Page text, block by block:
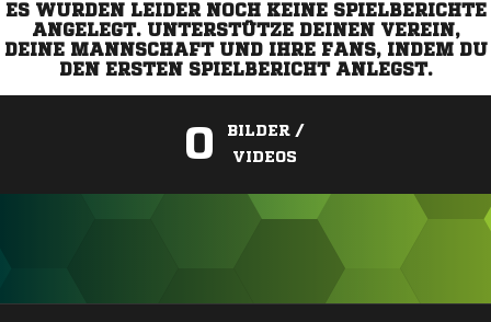
ES WURDEN LEIDER NOCH KEINE SPIELBERICHTE
ANGELEGT. UNTERSTÜTZE DEINEN VEREIN,
DEINE MANNSCHAFT UND IHRE FANS, INDEM DU
DEN ERSTEN SPIELBERICHT ANLEGST.
0
BILDER /
VIDEOS